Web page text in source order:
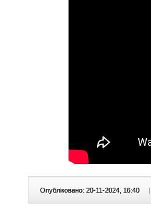
Опубліковано: 20-11-2024, 16:40 |